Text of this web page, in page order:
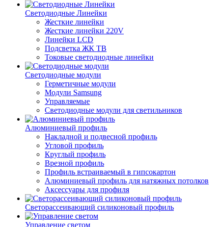
Светодиодные Линейки
Жесткие линейки
Жесткие линейки 220V
Линейки LCD
Подсветка ЖК ТВ
Токовые светодиодные линейки
Светодиодные модули
Герметичные модули
Модули Samsung
Управляемые
Светодиодные модули для светильников
Алюминиевый профиль
Накладной и подвесной профиль
Угловой профиль
Круглый профиль
Врезной профиль
Профиль встраиваемый в гипсокартон
Алюминиевый профиль для натяжных потолков
Аксессуары для профиля
Светорассеивающий силиконовый профиль
Управление светом